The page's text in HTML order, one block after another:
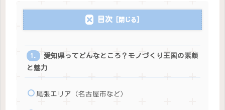
目次
愛知県ってどんなところ？モノづくり王国の素顔
と魅力
尾張エリア（名古屋市など）